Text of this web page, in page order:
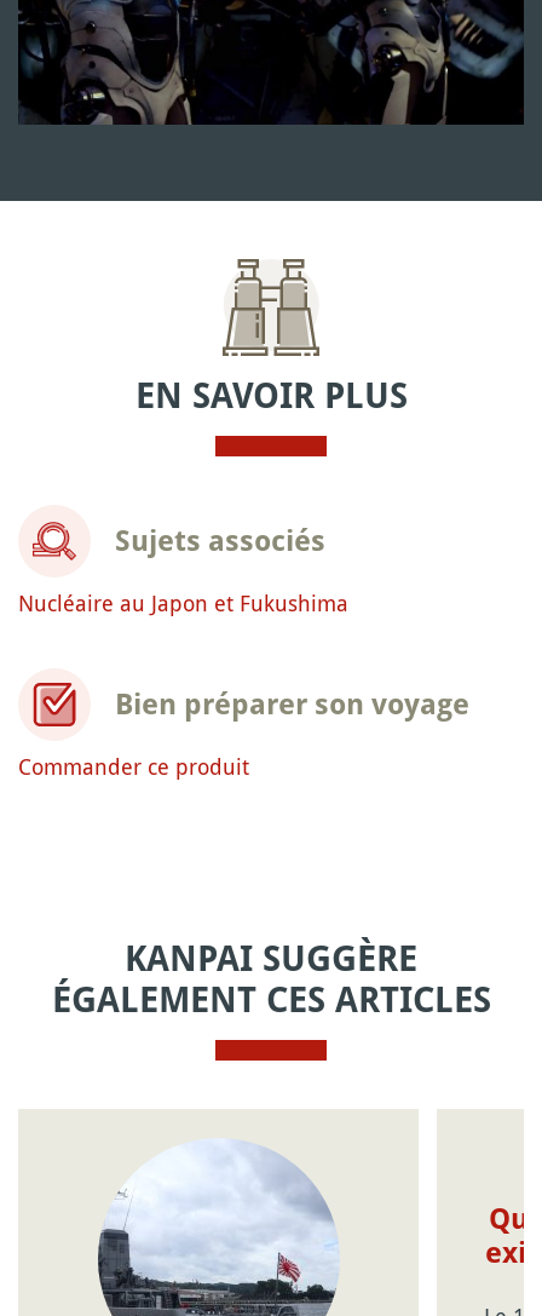
EN SAVOIR PLUS
Sujets associés
Nucléaire au Japon et Fukushima
Bien préparer son voyage
Commander ce produit
KANPAI SUGGÈRE
ÉGALEMENT CES ARTICLES